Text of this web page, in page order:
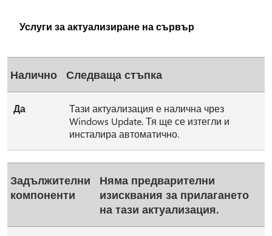
Услуги за актуализиране на сървър
Налично Следваща стъпка
Да
Тази актуализация е налична чрез
Windows Update. Тя ще се изтегли и
инсталира автоматично.
Задължителни
компоненти
Няма предварителни
изисквания за прилагането
на тази актуализация.